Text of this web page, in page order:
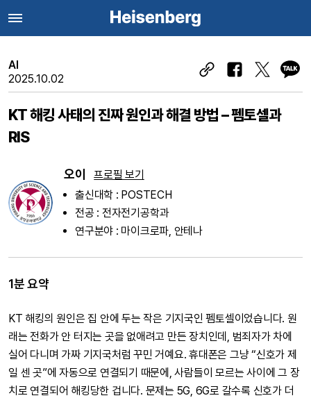
AI
2025.10.02
KT 해킹 사태의 진짜 원인과 해결 방법 – 펨토셀과
RIS
오이
프로필 보기
출신대학 : POSTECH
전공 : 전자전기공학과
연구분야 : 마이크로파, 안테나
1분 요약
KT 해킹의 원인은 집 안에 두는 작은 기지국인 펨토셀이었습니다. 원
래는 전화가 안 터지는 곳을 없애려고 만든 장치인데, 범죄자가 차에
실어 다니며 가짜 기지국처럼 꾸민 거예요. 휴대폰은 그냥 “신호가 제
일 센 곳”에 자동으로 연결되기 때문에, 사람들이 모르는 사이에 그 장
치로 연결되어 해킹당한 겁니다. 문제는 5G, 6G로 갈수록 신호가 더